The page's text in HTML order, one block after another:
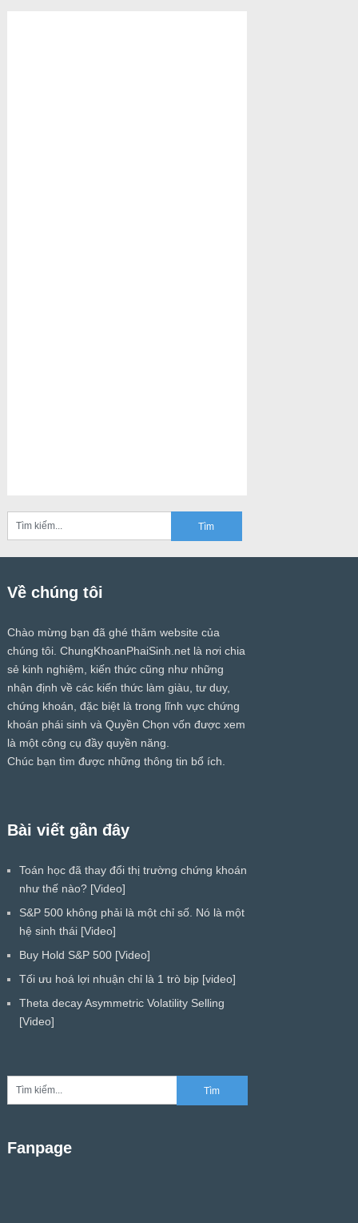
Về chúng tôi
Chào mừng bạn đã ghé thăm website của
chúng tôi. ChungKhoanPhaiSinh.netlà nơi chia
sẻ kinh nghiệm, kiến thức cũng như những
nhận định về các kiến thức làm giàu, tư duy,
chứng khoán, đặc biệt là trong lĩnh vực chứng
khoán phái sinh và Quyền Chọn vốn được xem
là một công cụ đầy quyền năng.
Chúc bạn tìm được những thông tin bổ ích.
Bài viết gần đây
Toán học đã thay đổi thị trường chứng khoán
như thế nào? [Video]
S&P 500 không phải là một chỉ số. Nó là một
hệ sinh thái [Video]
Buy Hold S&P 500 [Video]
Tối ưu hoá lợi nhuận chỉ là 1 trò bịp [video]
Theta decay Asymmetric Volatility Selling
[Video]
Fanpage